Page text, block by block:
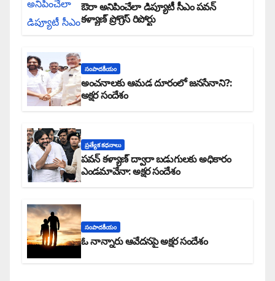
ఔరా అనిపించేలా డిప్యూటీ సీఎం పవన్
కళ్యాణ్ ప్రోగ్రెస్ రిపోర్టు
సంపాదకీయం
అంచనాలకు ఆమడ దూరంలో జనసేనాని?:
అక్షర సందేశం
ప్రత్యేక కధనాలు
పవన్ కళ్యాణ్ ద్వారా బడుగులకు అధికారం
ఎండమావేనా: అక్షర సందేశం
సంపాదకీయం
ఓ నాన్నారు ఆవేదనపై అక్షర సందేశం